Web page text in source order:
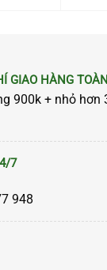
GIAO HÀNG
900k + nhỏ hơn
7
948